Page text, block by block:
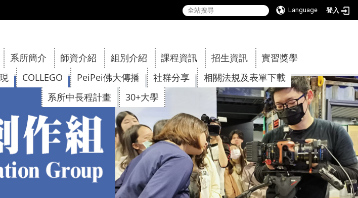
Language 登入
:::
系所簡介 師資介紹 組別介紹 課程資訊 招生資訊
實習獎學
COLLEGO PeiPei佛大傳播 社群分享
相關法規及表單下載
系所中長程計畫
30+大學